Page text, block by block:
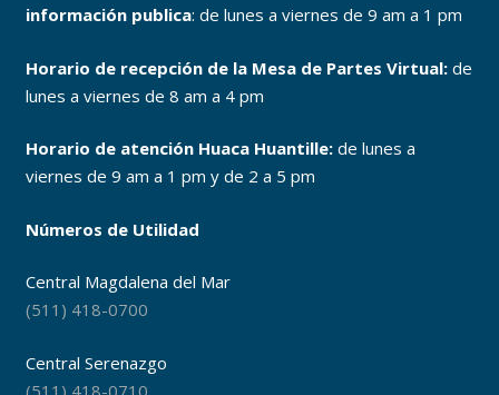
información publica: de lunes a viernes de 9 am a 1 pm
Horario de recepción de la Mesa de Partes Virtual:de
lunes a viernes de 8 am a 4 pm
Horario de atención Huaca Huantille:de lunes a
viernes de 9 am a 1 pm y de 2 a 5 pm
Números de Utilidad
Central Magdalena del Mar
(511) 418-0700
Central Serenazgo
(511) 418-0710